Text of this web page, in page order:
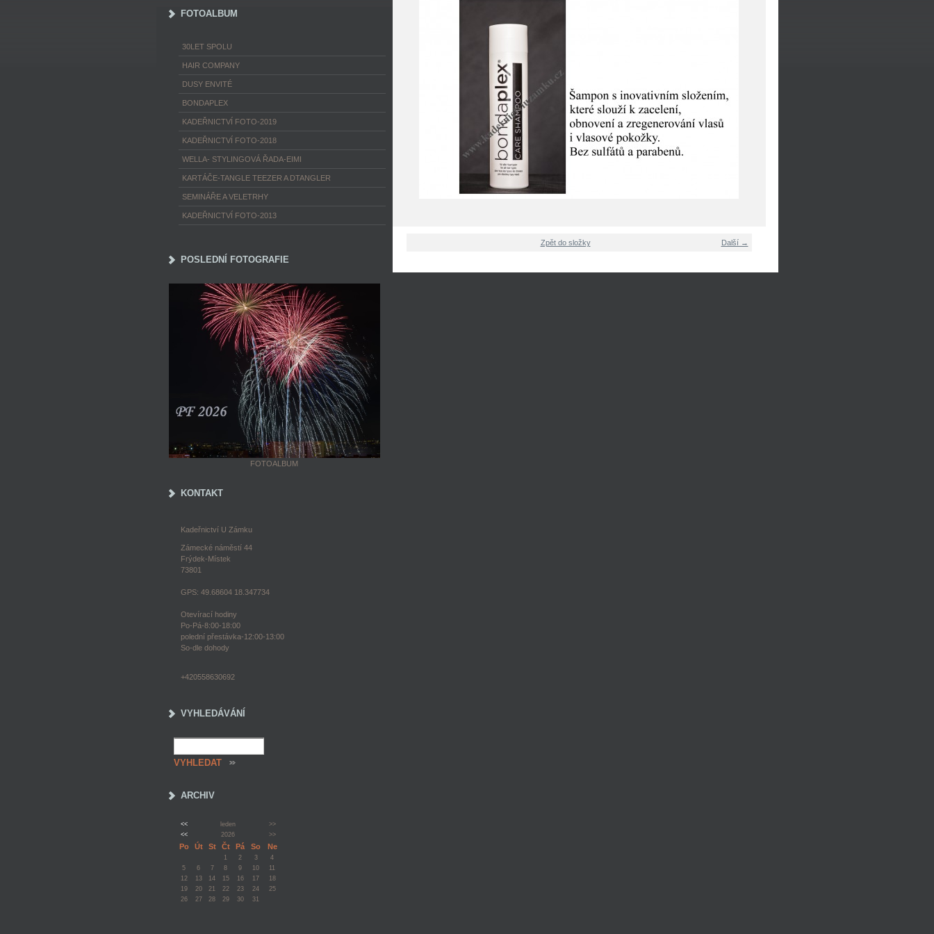
Další →
Zpět do složky
FOTOALBUM
30LET SPOLU
HAIR COMPANY
DUSY ENVITÉ
BONDAPLEX
KADEŘNICTVÍ FOTO-2019
KADEŘNICTVÍ FOTO-2018
WELLA- STYLINGOVÁ ŘADA-EIMI
KARTÁČE-TANGLE TEEZER A DTANGLER
SEMINÁŘE A VELETRHY
KADEŘNICTVÍ FOTO-2013
POSLEDNÍ FOTOGRAFIE
FOTOALBUM
KONTAKT
Kadeřnictví U Zámku
Zámecké náměstí 44
Frýdek-Místek
73801
GPS: 49.68604 18.347734
Otevírací hodiny
Po-Pá-8:00-18:00
polední přestávka-12:00-13:00
So-dle dohody
+420558630692
VYHLEDÁVÁNÍ
ARCHIV
<< leden
>>
<<
2026 >>
Po Út St Čt Pá So Ne
1 2 3
4
5
6 7 8 9 10
11
12
13 14 15 16 17
18
19
20 21 22 23 24
25
26
27 28 29 30 31